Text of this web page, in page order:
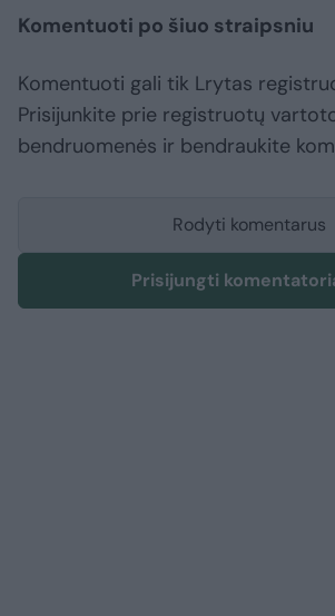
Komentuoti po šiuo straipsniu
Komentuoti gali tik Lrytas
Prisijunkite prie registruotų
bendruomenės ir bendraukite
Rodyti komentarus
Prisijungti